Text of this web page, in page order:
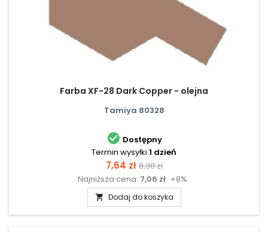
Farba XF-28 Dark Copper - olejna
Tamiya 80328
 Dostępny
Termin wysyłki 1 dzień
Cena
7,64 zł Cena
podstawowa
8,30 zł
Najniższa cena: 7,06 zł +8%
 Dodaj do koszyka